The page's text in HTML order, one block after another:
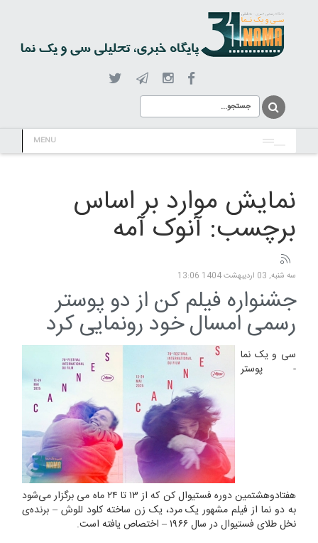
MENU
نمایش موارد بر اساس
برچسب: آنوک آمه
سه شنبه, 03 ارديبهشت 1404 13:06
جشنواره فیلم کن از دو پوستر
رسمی امسال خود رونمایی کرد
سی و یک نما
- پوستر
هفتادوهشتمین دوره فستیوال کن که از ۱۳ تا ۲۴ ماه می برگزار می‌شود
به دو نما از فیلم مشهور یک مرد، یک زن ساخته کلود للوش – برنده‌ی
نخل طلای فستیوال در سال ۱۹۶۶ – اختصاص یافته است.